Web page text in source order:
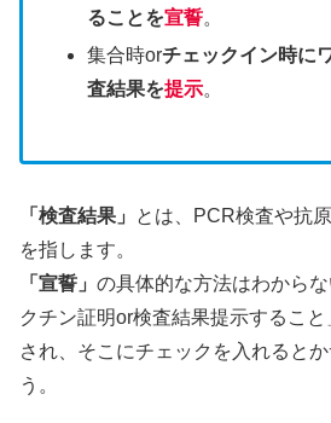
ることを宣誓。
集合時orチェックイン時に
査結果を提示。
「検査結果」
とは、PCR検査や抗
を指します。
「宣誓」 の具体的な方法はわから
クチン証明or検査結果提示するこ
され、そこにチェックを入れると
う。